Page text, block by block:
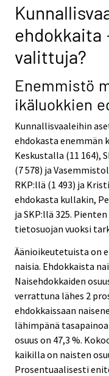
ehdokkaita
valittuja?
Enemmistö
ikäluokkien
Kunnallisvaaleihin
ehdokasta enemmän
Keskustalla (11 164),
(7 578) ja
RKP:llä (1 493) ja
ehdokasta kullakin,
ja SKP:llä 325.
tietosuojan vuoksi
Äänioikeutetuista on
naisia. Ehdokkaista
Naisehdokkaiden
verrattuna lähes 2
ehdokkaissaan
lähimpänä
osuus on 47,3 %.
kaikilla on naisten
Prosentuaalisesti